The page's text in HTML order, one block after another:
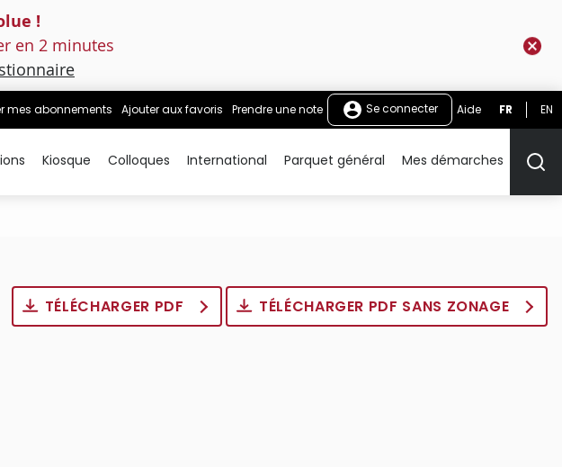
!
en 2 minutes
mes abonnements Ajouter aux favoris Prendre une note Se connecter Aide FR EN
Kiosque Colloques International Parquet général Mes démarches
TÉLÉCHARGER PDF TÉLÉCHARGER PDF SANS ZONAGE